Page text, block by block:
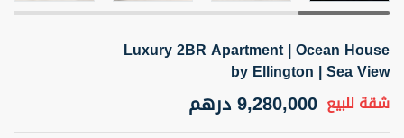
2BR Golf, Pool & Villa View | 3 Bathrooms | 1,274.77 Sq
Ft | Ellington House II
شقة للبيع 4,100,000 درهم
Luxury 2BR Apartment | Ocean House
by Ellington | Sea View
شقة للبيع 9,280,000 درهم